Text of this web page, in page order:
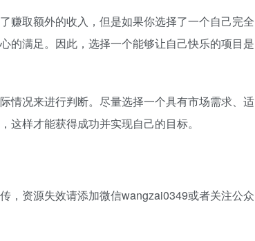
赚取额外的收入，但是如果你选择了一个自己完全
的满足。因此，选择一个能够让自己快乐的项目是
情况来进行判断。尽量选择一个具有市场需求、适
样才能获得成功并实现自己的目标。
，资源失效请添加微信wangzai0349或者关注公众